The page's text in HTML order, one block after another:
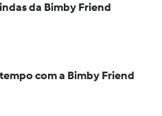
da Bimby Friend
com a Bimby Friend